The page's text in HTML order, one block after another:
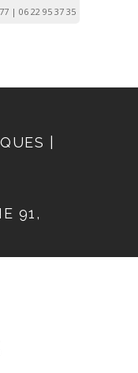
| 06 22 95 37 35
|
91,